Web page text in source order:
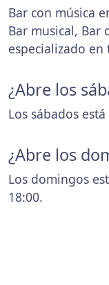
Bar con música
Bar musical, Bar
especializado en
¿Abre los
Los sábados
¿Abre los
Los domingos
18:00.